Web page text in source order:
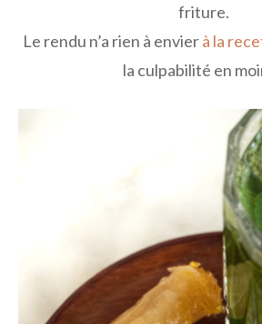
friture.
Le rendu n’a rien à envierà la
la culpabilité en